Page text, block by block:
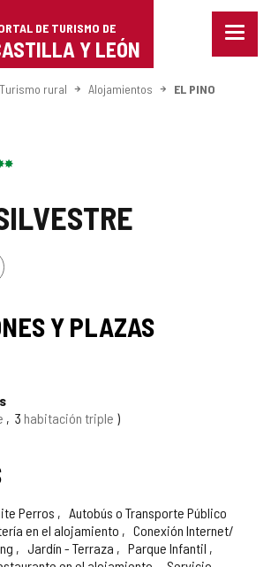
DE TURISMO DE
Y LEÓN
Menu
Turismo rural Alojamientos
EL PINO
Y PLAZAS
3 habitación triple
Perros
Autobús o Transporte Público
en el alojamiento
Conexión Internet/
Jardín - Terraza
Parque Infantil